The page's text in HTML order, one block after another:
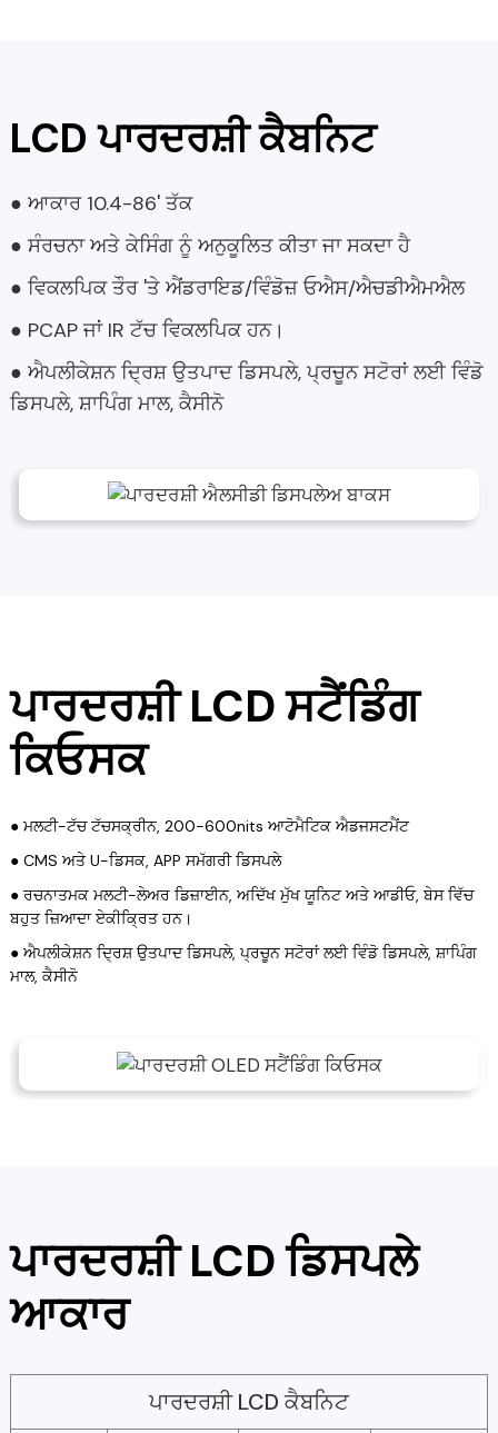
LCD ਪਾਰਦਰਸ਼ੀ ਕੈਬਨਿਟ
● ਆਕਾਰ 10.4-86' ਤੱਕ
● ਸੰਰਚਨਾ ਅਤੇ ਕੇਸਿੰਗ ਨੂੰ ਅਨੁਕੂਲਿਤ ਕੀਤਾ ਜਾ ਸਕਦਾ ਹੈ
● ਵਿਕਲਪਿਕ ਤੌਰ 'ਤੇ ਐਂਡਰਾਇਡ/ਵਿੰਡੋਜ਼ ਓਐਸ/ਐਚਡੀਐਮਐਲ
● PCAP ਜਾਂ IR ਟੱਚ ਵਿਕਲਪਿਕ ਹਨ।
● ਐਪਲੀਕੇਸ਼ਨ ਦ੍ਰਿਸ਼ ਉਤਪਾਦ ਡਿਸਪਲੇ, ਪ੍ਰਚੂਨ ਸਟੋਰਾਂ ਲਈ ਵਿੰਡੋ
ਡਿਸਪਲੇ, ਸ਼ਾਪਿੰਗ ਮਾਲ, ਕੈਸੀਨੋ
ਪਾਰਦਰਸ਼ੀ LCD ਸਟੈਂਡਿੰਗ
ਕਿਓਸਕ
● ਮਲਟੀ-ਟੱਚ ਟੱਚਸਕ੍ਰੀਨ, 200-600nits ਆਟੋਮੈਟਿਕ ਐਡਜਸਟਮੈਂਟ
● CMS ਅਤੇ U-ਡਿਸਕ, APP ਸਮੱਗਰੀ ਡਿਸਪਲੇ
● ਰਚਨਾਤਮਕ ਮਲਟੀ-ਲੇਅਰ ਡਿਜ਼ਾਈਨ, ਅਦਿੱਖ ਮੁੱਖ ਯੂਨਿਟ ਅਤੇ ਆਡੀਓ, ਬੇਸ ਵਿੱਚ
ਬਹੁਤ ਜ਼ਿਆਦਾ ਏਕੀਕ੍ਰਿਤ ਹਨ।
● ਐਪਲੀਕੇਸ਼ਨ ਦ੍ਰਿਸ਼ ਉਤਪਾਦ ਡਿਸਪਲੇ, ਪ੍ਰਚੂਨ ਸਟੋਰਾਂ ਲਈ ਵਿੰਡੋ ਡਿਸਪਲੇ, ਸ਼ਾਪਿੰਗ
ਮਾਲ, ਕੈਸੀਨੋ
ਪਾਰਦਰਸ਼ੀ LCD ਡਿਸਪਲੇ
ਆਕਾਰ
ਪਾਰਦਰਸ਼ੀ LCD ਕੈਬਨਿਟ